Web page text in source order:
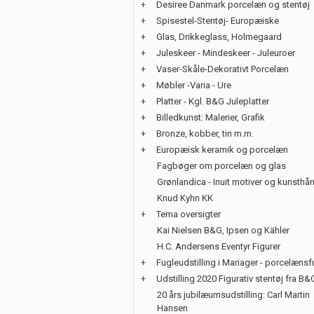
+
Desiree Danmark porcelæn og stentøj
+
Spisestel-Stentøj- Europæiske
+
Glas, Drikkeglass, Holmegaard
+
Juleskeer - Mindeskeer - Juleuroer
+
Vaser-Skåle-Dekorativt Porcelæn
+
Møbler -Varia - Ure
+
Platter - Kgl. B&G Juleplatter
+
Billedkunst: Malerier, Grafik
+
Bronze, kobber, tin m.m.
+
Europæisk keramik og porcelæn
Fagbøger om porcelæn og glas
Grønlandica - Inuit motiver og
Knud Kyhn KK
+
Tema oversigter
Kai Nielsen B&G, Ipsen og Kähler
H.C. Andersens Eventyr Figurer
+
Fugleudstilling i Mariager -
+
Udstilling 2020 Figurativ stentøj fra
20 års jubilæumsudstilling: Carl Martin
Hansen